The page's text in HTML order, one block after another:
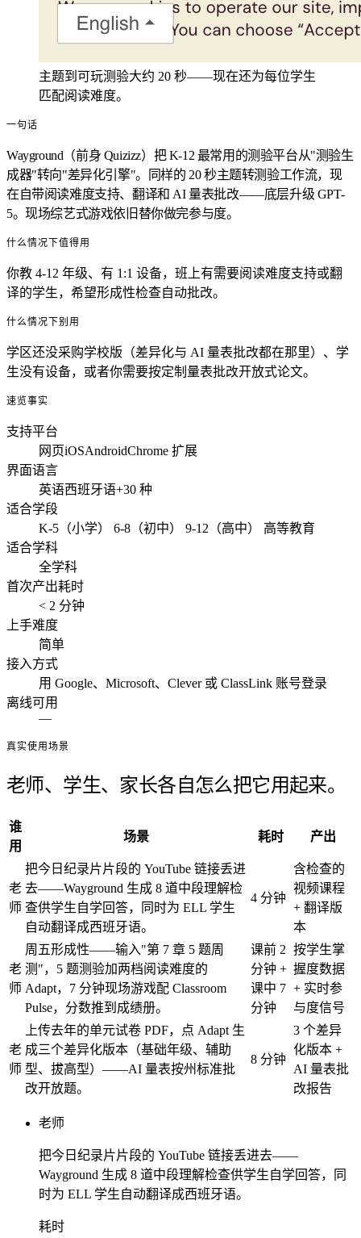
主题到可玩测验大约 20 秒——现在还为每位学生
匹配阅读难度。
一句话
Wayground（前身 Quizizz）把 K-12 最常用的测验平台从"测验生
成器"转向"差异化引擎"。同样的 20 秒主题转测验工作流，现
在自带阅读难度支持、翻译和 AI 量表批改——底层升级 GPT-
5。现场综艺式游戏依旧替你做完参与度。
什么情况下值得用
你教 4-12 年级、有 1:1 设备，班上有需要阅读难度支持或翻
译的学生，希望形成性检查自动批改。
什么情况下别用
学区还没采购学校版（差异化与 AI 量表批改都在那里）、学
生没有设备，或者你需要按定制量表批改开放式论文。
速览事实
支持平台
网页iOSAndroidChrome 扩展
界面语言
英语西班牙语+30 种
适合学段
K-5（小学） 6-8（初中） 9-12（高中） 高等教育
适合学科
全学科
首次产出耗时
< 2 分钟
上手难度
简单
接入方式
用 Google、Microsoft、Clever 或 ClassLink 账号登录
离线可用
—
真实使用场景
老师、学生、家长各自怎么把它用起来。
谁
用
场景 耗时 产出
老
师
把今日纪录片片段的 YouTube 链接丢进
去——Wayground 生成 8 道中段理解检
查供学生自学回答，同时为 ELL 学生
自动翻译成西班牙语。
4 分钟
含检查的
视频课程
+ 翻译版
本
老
师
周五形成性——输入"第 7 章 5 题周
测"，5 题测验加两档阅读难度的
Adapt，7 分钟现场游戏配 Classroom
Pulse，分数推到成绩册。
课前 2
分钟 +
课中 7
分钟
按学生掌
握度数据
+ 实时参
与度信号
老
师
上传去年的单元试卷 PDF，点 Adapt 生
成三个差异化版本（基础年级、辅助
型、拔高型）——AI 量表按州标准批
改开放题。
8 分钟
3 个差异
化版本 +
AI 量表批
改报告
老师
把今日纪录片片段的 YouTube 链接丢进去——
Wayground 生成 8 道中段理解检查供学生自学回答，同
时为 ELL 学生自动翻译成西班牙语。
耗时